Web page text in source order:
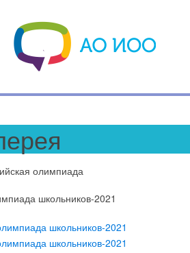
олимпиада
школьников-2021